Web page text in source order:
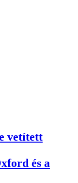
vetített
és a